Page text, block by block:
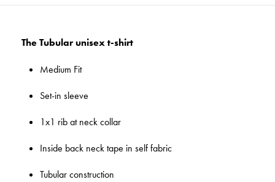
The Tubular unisex t-shirt
Medium Fit
Set-in sleeve
1x1 rib at neck collar
Inside back neck tape in self fabric
Tubular construction